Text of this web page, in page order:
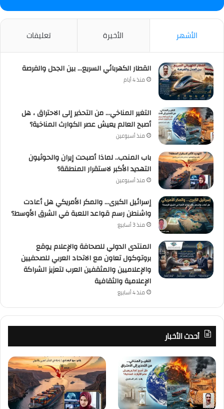
الأشهر الأخيرة تعليقات
القطار الكهربائي السريع… بين الجدل والفرصة
منذ 4 أيام
التغير المناخي… من التحذير إلى الاحتراق ، هل
أصبح العالم يعيش عصر الكوارث المناخية؟
منذ أسبوعين
باب المندب.. لماذا أصبحت إيران والحوثيون
التهديد الأكبر لاستقرار المنطقة؟
منذ أسبوعين
إسرائيل الكبرى… والمكر الأمريكي هل أعادت
واشنطن رسم قواعد اللعبة في الشرق الأوسط؟
منذ 3 أسابيع
المنتدى الدولي للصحافة والإعلام يوقع
بروتوكول تعاون مع الاتحاد العربي للصحفيين
والإعلاميين والمثقفين العرب لتعزيز الشراكة
الإعلامية والثقافية
منذ 4 أسابيع
أحدث الأخبار